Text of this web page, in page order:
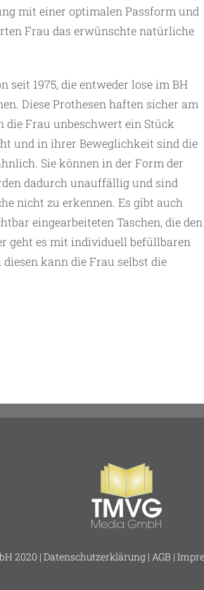
mit einer optimalen Passform und
Frau das erwünschte natürliche
seit 1975, die entweder lose im BH
Diese Prothesen haften sicher am
die Frau unbeschwert ein Stück
und in ihrer Beweglichkeit sind die
Sie können in der Form der
dadurch unauffällig und sind
nicht zu erkennen. Es gibt auch
eingearbeiteten Taschen, die den
geht es mit individuell befüllbaren
kann die Frau selbst die
2020 | Datenschutzerklärung | AGB |